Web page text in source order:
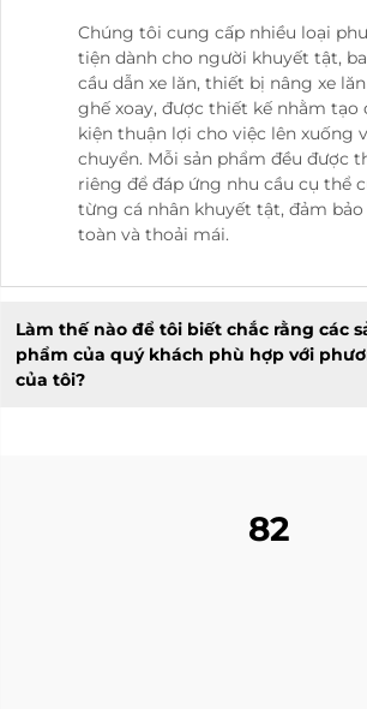
Chúng tôi cung cấp nhiều loại
tiện dành cho người khuyết tật,
cầu dẫn xe lăn, thiết bị nâng xe
ghế xoay, được thiết kế nhằm tạo
kiện thuận lợi cho việc lên xuống
chuyển. Mỗi sản phẩm đều được
riêng để đáp ứng nhu cầu cụ thể
từng cá nhân khuyết tật, đảm bảo
toàn và thoải mái.
Làm thế nào để tôi biết chắc rằng các
phẩm của quý khách phù hợp với
của tôi?
82